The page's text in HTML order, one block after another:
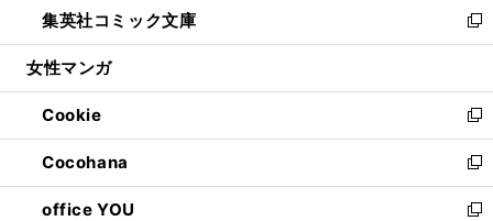
く
で
開
ド
ウ
開
く
ィ
ン
ウ
で
開
く
い
ウ
ン
ド
ウ
で
開
く
集英社コミック文庫
新
し
ウ
ィ
ン
ド
ウ
で
女性マンガ
Cookie
新
し
い
ウ
ィ
Cocohana
新
し
い
office YOU
新